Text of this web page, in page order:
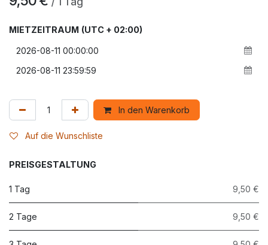
MIETZEITRAUM (UTC + 02:00)
In den Warenkorb
Auf die Wunschliste
PREISGESTALTUNG
1 Tag 9,50 €
2 Tage 9,50 €